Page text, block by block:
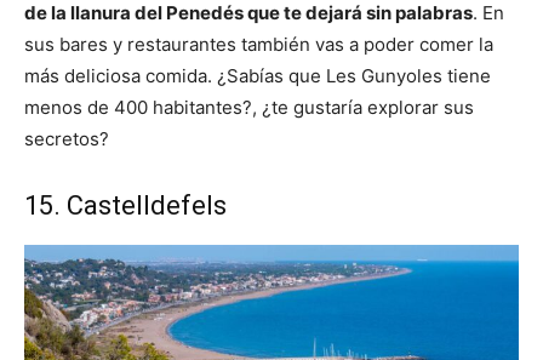
de la llanura del Penedés que te dejará sin palabras. En
sus bares y restaurantes también vas a poder comer la
más deliciosa comida. ¿Sabías que Les Gunyoles tiene
menos de 400 habitantes?, ¿te gustaría explorar sus
secretos?
15. Castelldefels